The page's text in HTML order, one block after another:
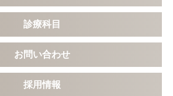
診療科目
お問い合わせ
採用情報